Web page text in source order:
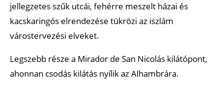
jellegzetes szűk utcái, fehérre meszelt házai és
kacskaringós elrendezése tükrözi az iszlám
várostervezési elveket.
Legszebb része a Mirador de San Nicolás kilátópont,
ahonnan csodás kilátás nyílik az Alhambrára.